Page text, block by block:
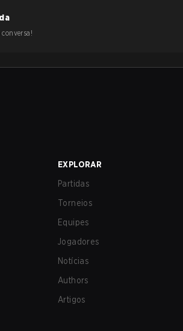
EXPLORAR
Partidas
Torneios
Equipes
Jogadores
Notícias
Authors
Artigos